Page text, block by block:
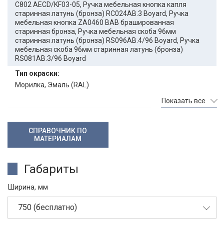
С802 АЕСD/KF03-05, Ручка мебельная кнопка капля
старинная латунь (бронза) RC024AB.3 Boyard, Ручка
мебельная кнопка ZA0460 BAB брашированная
старинная бронза, Ручка мебельная скоба 96мм
старинная латунь (бронза) RS096AB.4/96 Boyard, Ручка
мебельная скоба 96мм старинная латунь (бронза)
RS081AB.3/96 Boyard
Тип окраски:
Морилка, Эмаль (RAL)
Показать все
СПРАВОЧНИК ПО
МАТЕРИАЛАМ
Габариты
Ширина, мм
750 (бесплатно)